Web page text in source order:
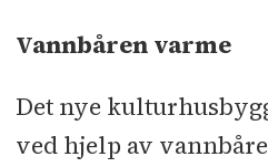
Vannbåren varme
Det nye
ved hjelp av